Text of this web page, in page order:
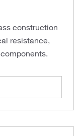
construction
resistance,